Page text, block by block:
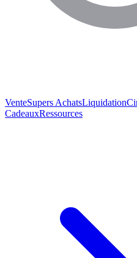
VenteSupers AchatsLiquidation
CadeauxRessources